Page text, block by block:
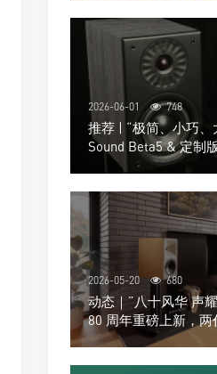
2026-06-01 748
推荐 | “极简、小巧、
Sound Beta5 & 定制
Play音响组合
2026-05-20 680
动态｜”八十风华 声
80 周年重磅上新，两
核配置音质再升级